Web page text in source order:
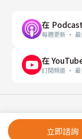
立即諮詢
在
每週更新 · 最
在
訂閱頻道 · 最
© 2026 幸